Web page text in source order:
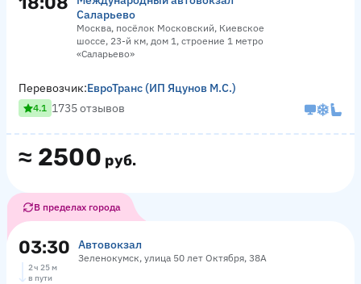
Саларьево
Москва, посёлок Московский, Киевское
шоссе, 23-й км, дом 1, строение 1 метро
«Саларьево»
≈ 2500 руб.
Перевозчик:ЕвроТранс (ИП Яцунов М.С.)
4.1 1735 отзывов
В пределах города
03:30 Автовокзал
Зеленокумск, улица 50 лет Октября, 38А
2 ч 25 м
в пути